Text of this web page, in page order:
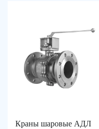
Краны шаровые АДЛ